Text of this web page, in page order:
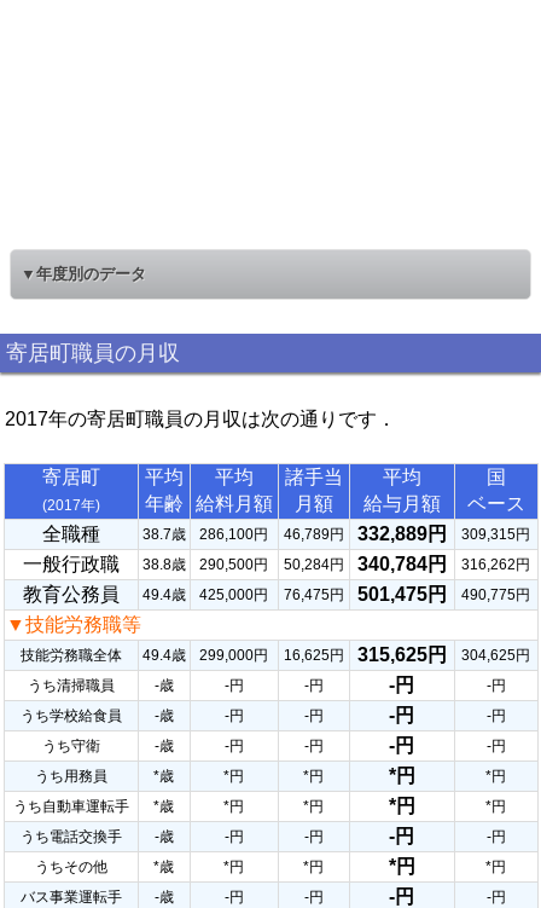
▼年度別のデータ
寄居町職員の月収
2017年の寄居町職員の月収は次の通りです．
寄居町
(2017年)
平均
年齢
平均
給料月額
諸手当
月額
平均
給与月額
国
ベース
全職種
38.7歳 286,100円 46,789円 332,889円 309,315円
一般行政職 38.8歳 290,500円 50,284円 340,784円 316,262円
教育公務員 49.4歳 425,000円 76,475円 501,475円 490,775円
▼技能労務職等
技能労務職全体 49.4歳 299,000円 16,625円 315,625円
304,625円
うち清掃職員
-歳 -円 -円 -円
-円
うち学校給食員
-歳 -円 -円 -円
-円
うち守衛
-歳 -円 -円 -円
-円
うち用務員
*歳 *円 *円 *円
*円
うち自動車運転手
*歳 *円 *円 *円
*円
うち電話交換手
-歳 -円 -円 -円
-円
うちその他
*歳 *円 *円 *円
*円
バス事業運転手
-歳 -円 -円 -円 -円